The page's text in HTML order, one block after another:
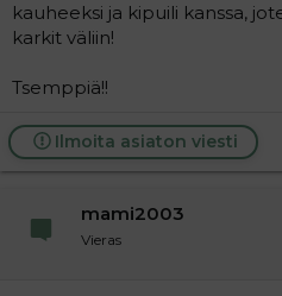
kauheeksi ja kipuili kanssa,
karkit väliin!
Tsemppiä!!
Ilmoita asiaton viesti
mami2003
Vieras